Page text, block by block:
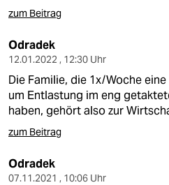
zum Beitrag
Odradek
12.01.2022 , 12:30 Uhr
Die Familie, die 1x/Woche
um Entlastung im eng
haben, gehört also zur
zum Beitrag
Odradek
07.11.2021 , 10:06 Uhr